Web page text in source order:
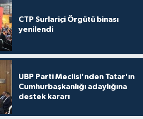
CTP Surlariçi Örgütü binası
yenilendi
UBP Parti Meclisi'nden Tatar'ın
Cumhurbaşkanlığı adaylığına
destek kararı